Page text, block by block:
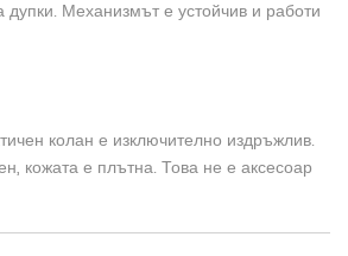
Механизмът е устойчив и работи
колан е изключително издръжлив.
кожата е плътна. Това не е аксесоар